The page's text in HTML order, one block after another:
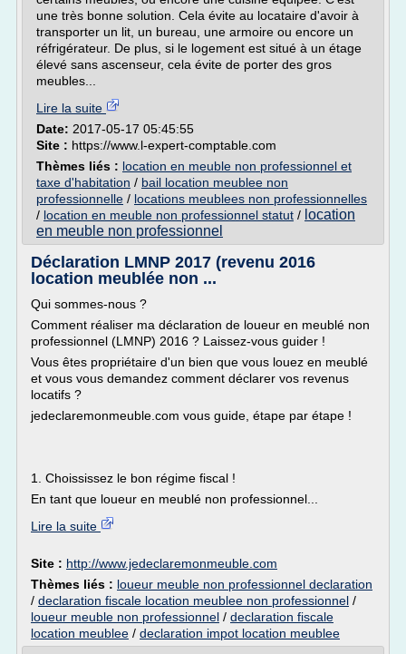
une très bonne solution. Cela évite au locataire d'avoir à
transporter un lit, un bureau, une armoire ou encore un
réfrigérateur. De plus, si le logement est situé à un étage
élevé sans ascenseur, cela évite de porter des gros
meubles...
Lire la suite
Date: 2017-05-17 05:45:55
Site : https://www.l-expert-comptable.com
Thèmes liés : location en meuble non professionnel et
taxe d'habitation / bail location meublee non
professionnelle / locations meublees non professionnelles
/ location en meuble non professionnel statut / location
en meuble non professionnel
Déclaration LMNP 2017 (revenu 2016
location meublée non ...
Qui sommes-nous ?
Comment réaliser ma déclaration de loueur en meublé non
professionnel (LMNP) 2016 ? Laissez-vous guider !
Vous êtes propriétaire d'un bien que vous louez en meublé
et vous vous demandez comment déclarer vos revenus
locatifs ?
jedeclaremonmeuble.com vous guide, étape par étape !
1. Choississez le bon régime fiscal !
En tant que loueur en meublé non professionnel...
Lire la suite
Site : http://www.jedeclaremonmeuble.com
Thèmes liés : loueur meuble non professionnel declaration
/ declaration fiscale location meublee non professionnel /
loueur meuble non professionnel / declaration fiscale
location meublee / declaration impot location meublee